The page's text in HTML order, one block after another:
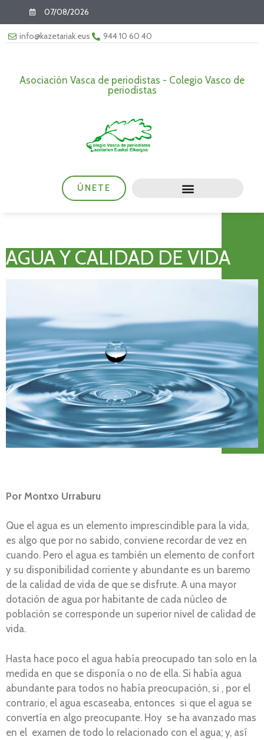
07/08/2026
info@kazetariak.eus 944 10 60 40
Asociación Vasca de periodistas - Colegio Vasco de
periodistas
ÚNETE
AGUA Y CALIDAD DE VIDA
Por Montxo Urraburu
Que el agua es un elemento imprescindible para la vida,
es algo que por no sabido, conviene recordar de vez en
cuando. Pero el agua es también un elemento de confort
y su disponibilidad corriente y abundante es un baremo
de la calidad de vida de que se disfrute. A una mayor
dotación de agua por habitante de cada núcleo de
población se corresponde un superior nivel de calidad de
vida.
Hasta hace poco el agua había preocupado tan solo en la
medida en que se disponía o no de ella. Si había agua
abundante para todos no había preocupación, si , por el
contrario, el agua escaseaba, entonces si que el agua se
convertía en algo preocupante. Hoy se ha avanzado mas
en el examen de todo lo relacionado con el agua; y, así